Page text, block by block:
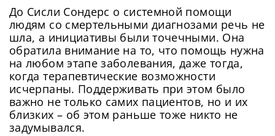
До Сисли Сондерс о системной помощи
людям со смертельными диагнозами речь не
шла, а инициативы были точечными. Она
обратила внимание на то, что помощь нужна
на любом этапе заболевания, даже тогда,
когда терапевтические возможности
исчерпаны. Поддерживать при этом было
важно не только самих пациентов, но и их
близких – об этом раньше тоже никто не
задумывался.